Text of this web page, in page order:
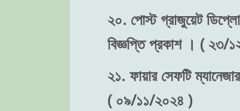
২০. পোস্ট গ্রাজুয়েট
বিজ্ঞপ্তি প্রকাশ । ( ২৩/
২১. ফায়ার সেফটি
( ০৯/১১/২০২৪ )